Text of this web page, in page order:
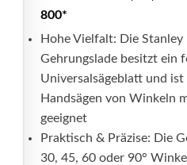
800*
Hohe Vielfalt: Die Stanley
Gehrungslade besitzt ein
Universalsägeblatt und
Handsägen von Winkeln
geeignet
Praktisch & Präzise: Die
30, 45, 60 oder 90°